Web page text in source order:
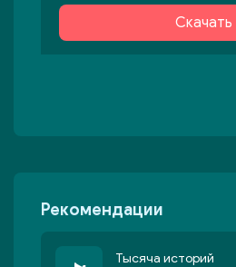
Скачать
Рекомендации
Тысяча историй